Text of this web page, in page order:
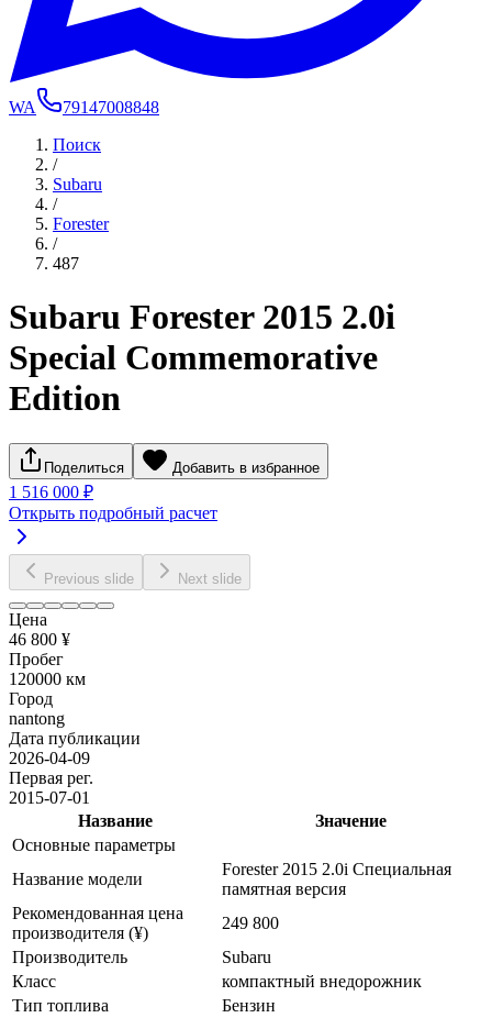
WA
79147008848
Поиск
/
Subaru
/
Forester
/
487
Subaru Forester 2015 2.0i
Special Commemorative
Edition
Поделиться Добавить в избранное
1 516 000 ₽
Открыть подробный расчет
Previous slide Next slide
Цена
46 800 ¥
Пробег
120000 км
Город
nantong
Дата публикации
2026-04-09
Первая рег.
2015-07-01
Название
Значение
Основные параметры
Название модели
Forester 2015 2.0i Специальная
памятная версия
Рекомендованная цена
производителя (¥)
249 800
Производитель
Subaru
Класс
компактный внедорожник
Тип топлива
Бензин